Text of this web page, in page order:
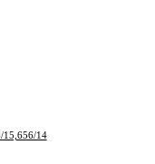
15,656/14